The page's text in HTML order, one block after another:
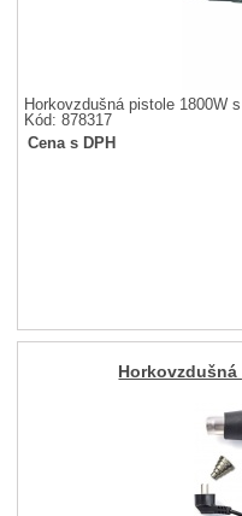
Horkovzdušná pistole 1800W
Kód: 878317
Cena s DPH
Horkovzdušná